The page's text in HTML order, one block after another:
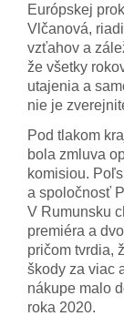
Európskej
Vlčanová,
vzťahov a
že všetky
utajenia a
nie je
Pod tlakom
bola zmluva
komisiou.
a spoločnosť
V Rumunsku
premiéra a
pričom tvrdia,
škody za viac
nákupe malo
roka 2020.